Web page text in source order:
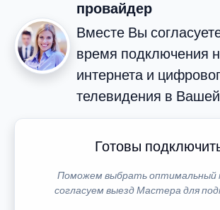
провайдер
Вместе Вы
время подключения
интернета и
телевидения в
Готовы
Поможем выбрать оптимальный
согласуем выезд Мастера для